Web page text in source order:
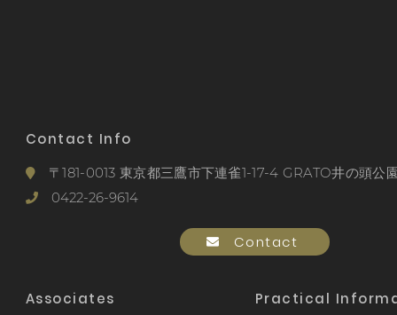
Contact Info
〒181-0013 東京都三鷹市下連雀1-17-4 GRATO井の頭公
0422-26-9614
Contact
Associates Practical